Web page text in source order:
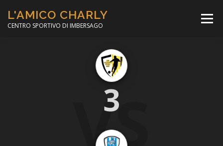
contenuto
L'AMICO CHARLY
CENTRO SPORTIVO DI IMBERSAGO
Menù
CORSO CALCIO A 5
MINIBASKET
VS
3